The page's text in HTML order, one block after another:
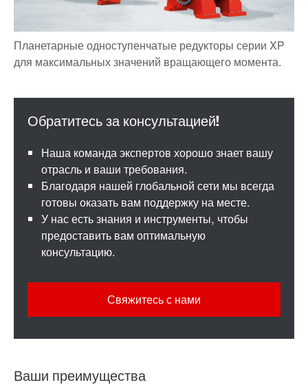
Наша команда экспертов хорошо знает вашу
отрасль и ваши требования.
Благодаря нашей глобальной сети мы всегда
готовы оказать вам поддержку на месте.
У нас есть знания и инструменты, чтобы
предоставить вам оптимальную
консультацию.
Свяжитесь с нами
Ваши преимущества